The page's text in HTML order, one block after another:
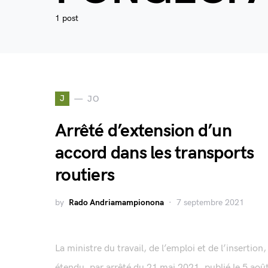
1 post
J JO
Arrêté d’extension d’un
accord dans les transports
routiers
by Rado Andriamampionona 7 septembre 2021
La ministre du travail, de l’emploi et de l’insertion,